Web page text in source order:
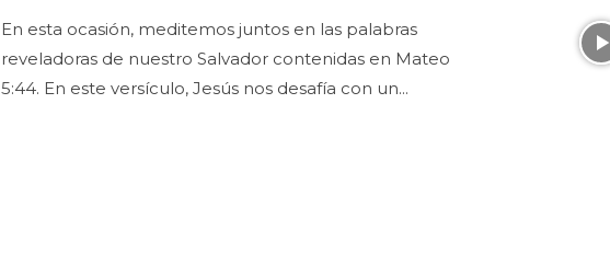
En esta ocasión, meditemos juntos en las palabras
reveladoras de nuestro Salvador contenidas en Mateo
5:44. En este versículo, Jesús nos desafía con un...